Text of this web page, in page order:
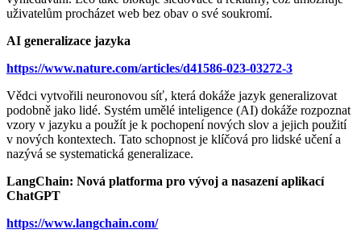
uživatelům procházet web bez obav o své soukromí.
AI generalizace jazyka
https://www.nature.com/articles/d41586-023-03272-3
Vědci vytvořili neuronovou síť, která dokáže jazyk generalizovat
podobně jako lidé. Systém umělé inteligence (AI) dokáže rozpoznat
vzory v jazyku a použít je k pochopení nových slov a jejich použití
v nových kontextech. Tato schopnost je klíčová pro lidské učení a
nazývá se systematická generalizace.
LangChain: Nová platforma pro vývoj a nasazení aplikací
ChatGPT
https://www.langchain.com/